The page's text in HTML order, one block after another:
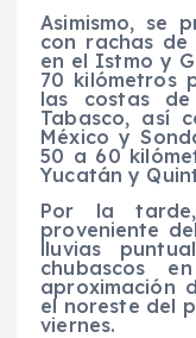
Asimismo, se
con rachas
en el Istmo y
70 kilómetros
las costas
Tabasco, así
México y
50 a 60
Yucatán y
Por la
proveniente
lluvias
chubascos
aproximación
el noreste del
viernes.